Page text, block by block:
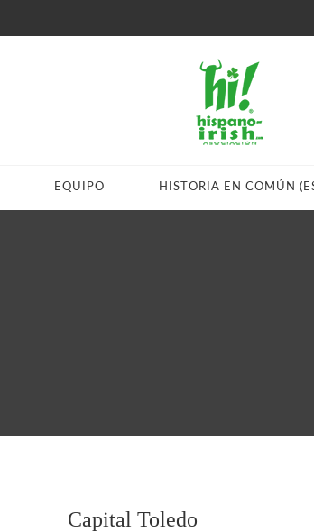
EQUIPO HISTORIA EN COMÚN
Capital Toledo